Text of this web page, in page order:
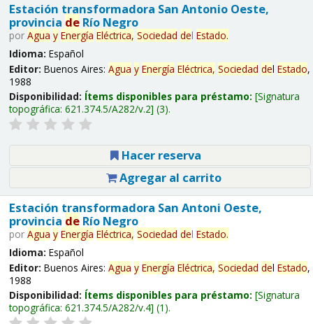
Estación transformadora San Antonio Oeste,
provincia deRío Negro
por Agua y Energía Eléctrica, Sociedad del Estado.
Idioma: Español
Editor: Buenos Aires: Agua y Energía Eléctrica, Sociedad del Estado,
1988
Disponibilidad: Ítems disponibles para préstamo: Signatura
topográfica: 621.374.5/A282/v.2 (3).
Hacer reserva
Agregar al carrito
Estación transformadora San Antoni Oeste,
provincia deRío Negro
por Agua y Energía Eléctrica, Sociedad del Estado.
Idioma: Español
Editor: Buenos Aires: Agua y Energía Eléctrica, Sociedad del Estado,
1988
Disponibilidad: Ítems disponibles para préstamo: Signatura
topográfica: 621.374.5/A282/v.4 (1).